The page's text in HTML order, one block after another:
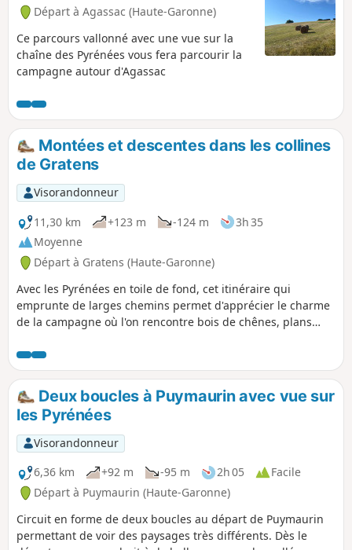
Départ à Agassac (Haute-Garonne)
Ce parcours vallonné avec une vue sur la
chaîne des Pyrénées vous fera parcourir la
campagne autour d'Agassac
Montées et descentes dans les collines
de Gratens
Visorandonneur
11,30 km
+123 m -124 m
3h 35
Moyenne
Départ à Gratens (Haute-Garonne)
Avec les Pyrénées en toile de fond, cet itinéraire qui
emprunte de larges chemins permet d'apprécier le charme
de la campagne où l'on rencontre bois de chênes, plans
partie se fait sur voies goudronnées ou empierrées, ce qui
est idéal par temps humide mais qui peut ne pas plaire à
tout le monde.
Deux boucles à Puymaurin avec vue sur
les Pyrénées
Visorandonneur
6,36 km
+92 m -95 m 2h 05
Facile
Départ à Puymaurin (Haute-Garonne)
Circuit en forme de deux boucles au départ de Puymaurin
permettant de voir des paysages très différents. Dès le